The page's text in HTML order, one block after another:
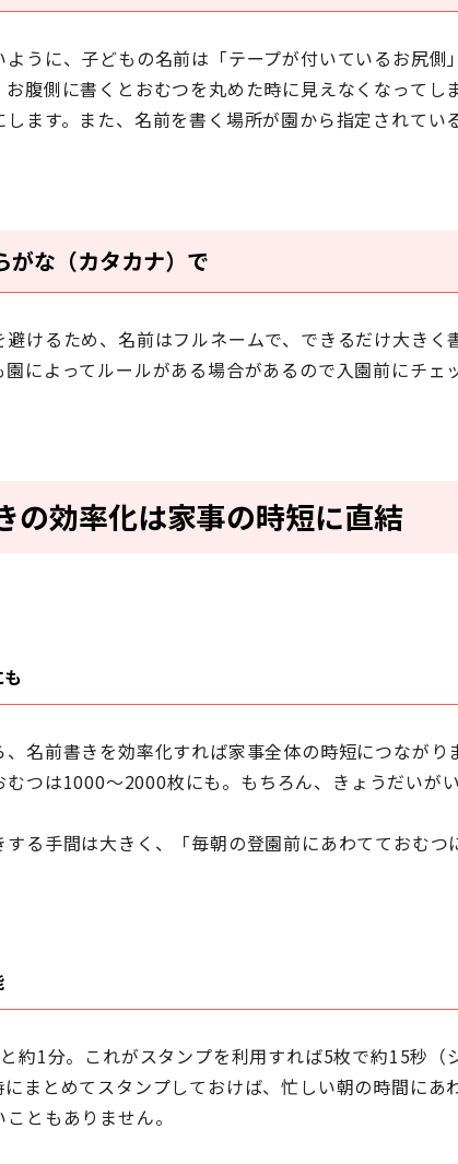
うに、 子どもの名前は「テープが付いているお尻側
腹側に書くとおむつを丸めた時に見えなくなって
ます。また、名前を書く場所が園から指定されてい
がな（カタカナ）で
けるため、名前はフルネームで、 できるだけ大きく
によってルールがある場合があるので入園前にチェ
の効率化は家事の時短に直結
名前書きを効率化すれば家事全体の時短につなが
つは1000～2000枚にも。もちろん、きょうだいが
る手間は大きく、「毎朝の登園前にあわてておむ
約1分。これがスタンプを利用すれば5枚で約15秒
まとめてスタンプしておけば、忙しい朝の時間に
ともありません。